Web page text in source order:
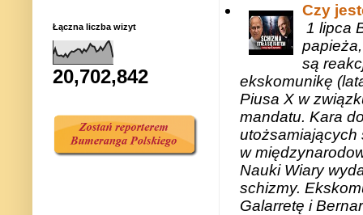
Czy
1 lipca
są
ekskomunikę
Piusa X w
mandatu. Kara
utożsamiających
w
Nauki Wiary
schizmy.
Galarretę i
Łączna liczba wizyt
20,702,842